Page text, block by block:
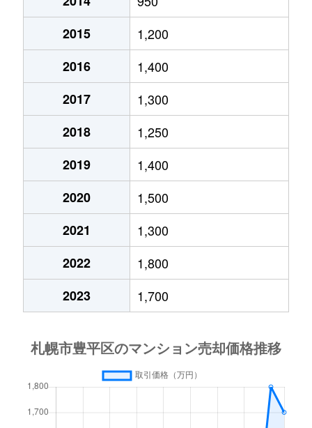
月寒西３条
1,800万円
月寒西３条
1,500万円
月寒西３条
1,700万円
月寒西３条
1,800万円
月寒西４条
1,700万円
月寒西４条
880万円
月寒西４条
700万円
月寒西５条
810万円
月寒西５条
1,600万円
月寒東１条
2,300万円 月寒中央
徒歩
2,100万円 月寒中央
月寒東１条
徒歩
2015
1,200
2016
1,400
2017
1,300
2018
1,250
2019
1,400
2020
1,500
2021
1,300
2022
1,800
2023
1,700